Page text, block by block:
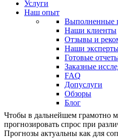
Услуги
Наш опыт
Выполненные
Наши клиенты
Отзывы и
Наши
Готовые
Заказные
FAQ
Допуслуги
Обзоры
Блог
Чтобы в дальнейшем грамотно
прогнозировать спрос при
Прогнозы актуальны как для